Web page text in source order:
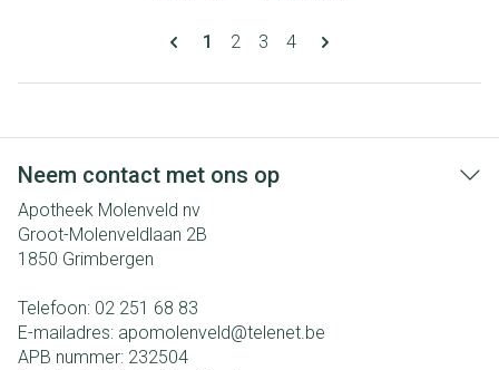
Pagina's
U lees momenteel pagina
1 Pagina
2 Pagina
3 Pagina
4
Neem contact met ons op
Apotheek Molenveld nv
Groot-Molenveldlaan 2B
1850 Grimbergen
Telefoon: 02 251 68 83
E-mailadres: apomolenveld@telenet.be
APB nummer: 232504